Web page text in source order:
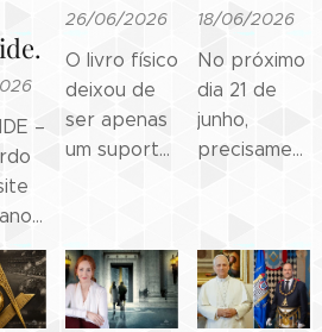
–
a
Loja
26/06/2026
O livro físico
deixou de
ser apenas
um suporte
como um
verdadeiro
objeto de
18/06/2026
No próximo
dia 21 de
junho,
precisamente
astro-rei
atingirá sua
mínima